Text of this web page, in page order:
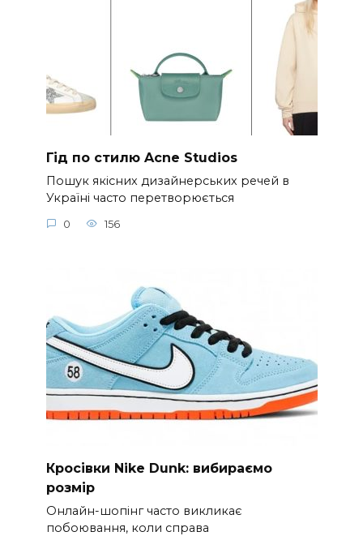
Гід по стилю Acne Studios
Пошук якісних дизайнерських речей в
Україні часто перетворюється
0 156
Кросівки Nike Dunk: вибираємо
розмір
Онлайн-шопінг часто викликає
побоювання, коли справа